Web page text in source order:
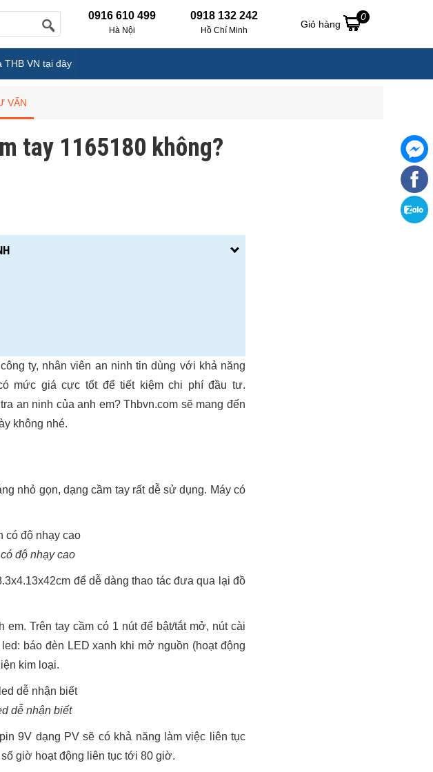
0916 610 499
Hà Nội
0918 132 242
Hồ Chí Minh
Giỏ hàng
0
THB VN tại đây
VẤN
tay 1165180 không?
ty, nhân viên an ninh tin dùng với khả năng
mức giá cực tốt để tiết kiệm chi phí đầu tư.
an ninh của anh em? Thbvn.com sẽ mang đến
không nhé.
nhỏ gọn, dạng cầm tay rất dễ sử dụng. Máy có
độ nhạy cao
để dễ dàng thao tác đưa qua lại đồ
Trên tay cầm có 1 nút để bật/tắt mở, nút cài
báo đèn LED xanh khi mở nguồn (hoạt động
kim loại.
dễ nhận biết
9V dạng PV sẽ có khả năng làm việc liên tục
giờ hoạt động liên tục tới 80 giờ.